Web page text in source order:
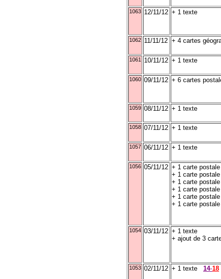
1063 12/11/12 + 1 texte
1062 11/11/12 + 4 cartes
1061 10/11/12 + 1 texte
1060 09/11/12 + 6 cartes
1059 08/11/12 + 1 texte
1058 07/11/12 + 1 texte
1057 06/11/12 + 1 texte
1056 05/11/12 + 1 carte
+ 1 carte
+ 1 carte
+ 1 carte
+ 1 carte
+ 1 carte
1054 03/11/12 + 1 texte
+ ajout de 3
1053 02/11/12 + 1 texte 14-18